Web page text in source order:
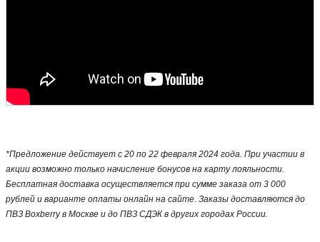
*Предложение действует с 20 по 22 февраля 2024 года. При участии в
акции возможно только начисление бонусов на карту лояльности.
Бесплатная доставка осуществляется при сумме заказа от 3 000
рублей и варианте оплаты онлайн на сайте. Заказы доставляются до
ПВЗ Boxberry в Москве и до ПВЗ СДЭК в других городах России.